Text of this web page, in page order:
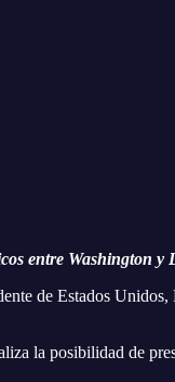
entre Washington y
de Estados
la posibilidad de